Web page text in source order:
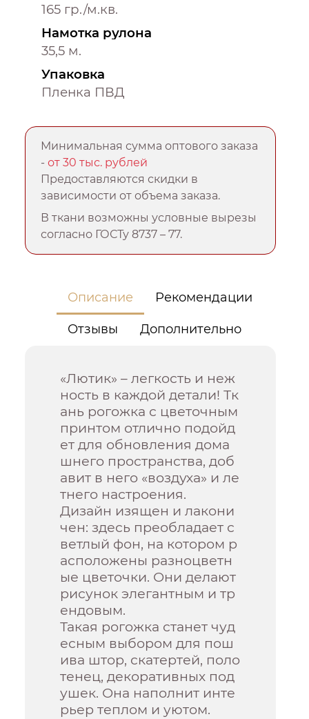
165 гр./м.кв.
Намотка рулона
35,5 м.
Упаковка
Пленка ПВД
Минимальная сумма оптового заказа
-от 30 тыс. рублей
Предоставляются скидки в
зависимости от объема заказа.
В ткани возможны условные вырезы
согласно ГОСТу 8737 – 77.
Описание Рекомендации
Отзывы Дополнительно
«Лютик» – легкость и неж
ность в каждой детали! Тк
ань рогожка с цветочным
принтом отлично подойд
ет для обновления дома
шнего пространства, доб
авит в него «воздуха» и ле
тнего настроения.
Дизайн изящен и лакони
чен: здесь преобладает с
ветлый фон, на котором р
асположены разноцветн
ые цветочки. Они делают
рисунок элегантным и тр
ендовым.
Такая рогожка станет чуд
есным выбором для пош
ива штор, скатертей, поло
тенец, декоративных под
ушек. Она наполнит инте
рьер теплом и уютом.